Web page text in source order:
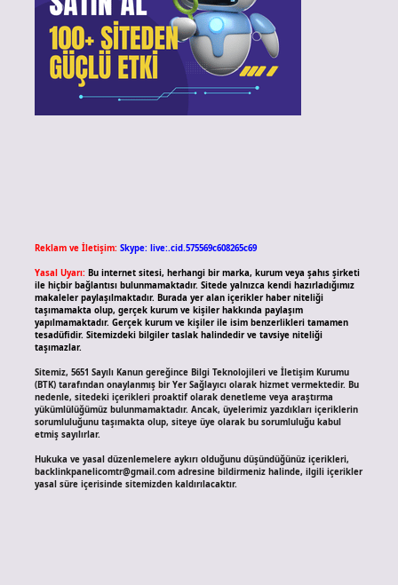
Reklam ve İletişim: Skype: live:.cid.575569c608265c69
Yasal Uyarı: Bu internet sitesi, herhangi bir marka, kurum veya şahıs şirketi
ile hiçbir bağlantısı bulunmamaktadır. Sitede yalnızca kendi hazırladığımız
makaleler paylaşılmaktadır. Burada yer alan içerikler haber niteliği
taşımamakta olup, gerçek kurum ve kişiler hakkında paylaşım
yapılmamaktadır. Gerçek kurum ve kişiler ile isim benzerlikleri tamamen
tesadüfidir. Sitemizdeki bilgiler taslak halindedir ve tavsiye niteliği
taşımazlar.
Sitemiz, 5651 Sayılı Kanun gereğince Bilgi Teknolojileri ve İletişim Kurumu
(BTK) tarafından onaylanmış bir Yer Sağlayıcı olarak hizmet vermektedir. Bu
nedenle, sitedeki içerikleri proaktif olarak denetleme veya araştırma
yükümlülüğümüz bulunmamaktadır. Ancak, üyelerimiz yazdıkları içeriklerin
sorumluluğunu taşımakta olup, siteye üye olarak bu sorumluluğu kabul
etmiş sayılırlar.
Hukuka ve yasal düzenlemelere aykırı olduğunu düşündüğünüz içerikleri,
backlinkpanelicomtr@gmail.comadresine bildirmeniz halinde, ilgili içerikler
yasal süre içerisinde sitemizden kaldırılacaktır.